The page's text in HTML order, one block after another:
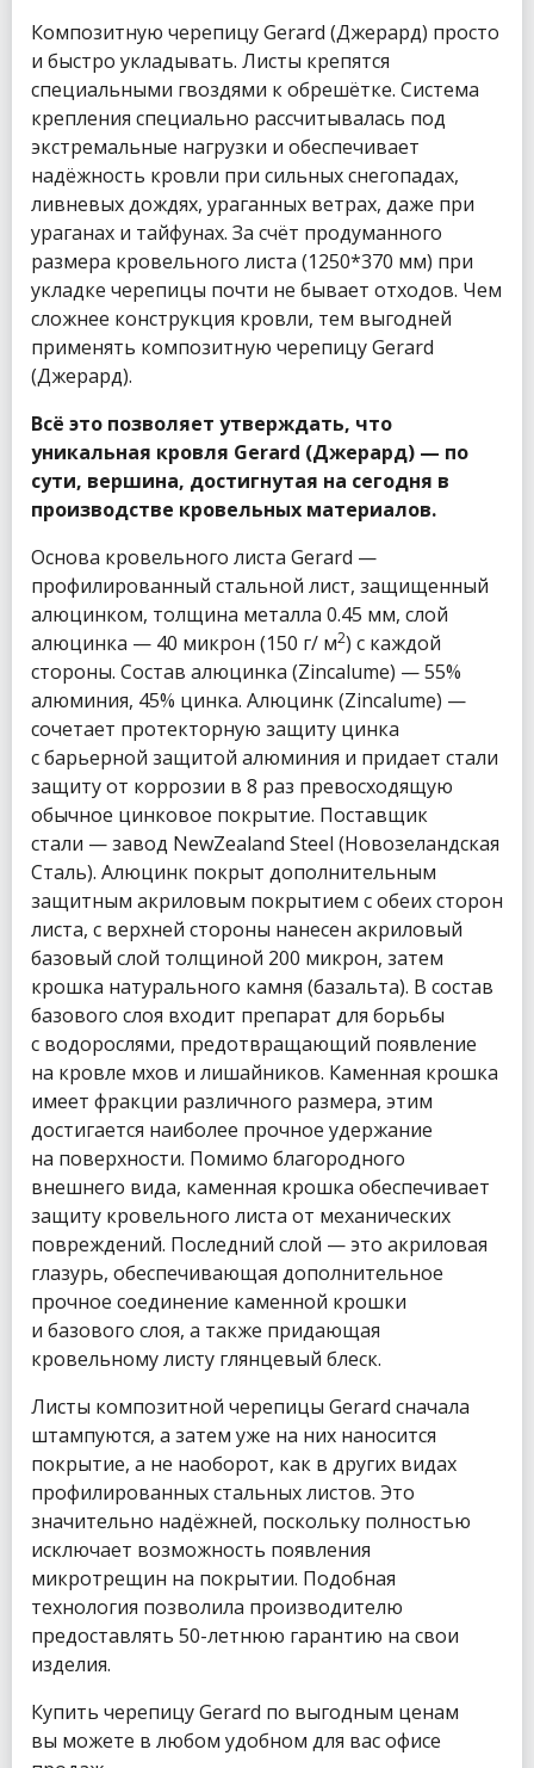
Композитную черепицу Gerard (Джерард) просто
и быстро укладывать. Листы крепятся
специальными гвоздями к обрешётке. Система
крепления специально рассчитывалась под
экстремальные нагрузки и обеспечивает
надёжность кровли при сильных снегопадах,
ливневых дождях, ураганных ветрах, даже при
ураганах и тайфунах. За счёт продуманного
размера кровельного листа (1250*370 мм) при
укладке черепицы почти не бывает отходов. Чем
сложнее конструкция кровли, тем выгодней
применять композитную черепицу Gerard
(Джерард).
Всё это позволяет утверждать, что
уникальная кровля Gerard (Джерард) — по
сути, вершина, достигнутая на сегодня в
производстве кровельных материалов.
Основа кровельного листа Gerard —
профилированный стальной лист, защищенный
алюцинком, толщина металла 0.45 мм, слой
алюцинка — 40 микрон (150 г/ м2) с каждой
стороны. Состав алюцинка (Zincalume) — 55%
алюминия, 45% цинка. Алюцинк (Zincalume) —
сочетает протекторную защиту цинка
с барьерной защитой алюминия и придает стали
защиту от коррозии в 8 раз превосходящую
обычное цинковое покрытие. Поставщик
стали — завод NewZealand Steel (Новозеландская
Сталь). Алюцинк покрыт дополнительным
защитным акриловым покрытием с обеих сторон
листа, с верхней стороны нанесен акриловый
базовый слой толщиной 200 микрон, затем
крошка натурального камня (базальта). В состав
базового слоя входит препарат для борьбы
с водорослями, предотвращающий появление
на кровле мхов и лишайников. Каменная крошка
имеет фракции различного размера, этим
достигается наиболее прочное удержание
на поверхности. Помимо благородного
внешнего вида, каменная крошка обеспечивает
защиту кровельного листа от механических
повреждений. Последний слой — это акриловая
глазурь, обеспечивающая дополнительное
прочное соединение каменной крошки
и базового слоя, а также придающая
кровельному листу глянцевый блеск.
Листы композитной черепицы Gerard сначала
штампуются, а затем уже на них наносится
покрытие, а не наоборот, как в других видах
профилированных стальных листов. Это
значительно надёжней, поскольку полностью
исключает возможность появления
микротрещин на покрытии. Подобная
технология позволила производителю
предоставлять 50-летнюю гарантию на свои
изделия.
Купить черепицу Gerard по выгодным ценам
вы можете в любом удобном для вас офисе